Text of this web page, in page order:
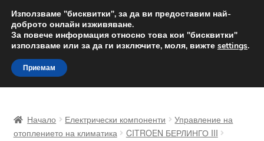
ДОСТАВКА от 12 лв.
Доставка по целия свят
Skip
to
navigation
Skip
to
content
Доставка по целия свят
Начало Електрически компоненти
Управление на
отоплението на климатика
CITROEN БЕРЛИНГО III
Използваме "бисквитки", за да ви предоставим най-
доброто онлайн изживяване.
За повече информация относно това кои "бисквитки"
използваме или за да ги изключите, моля, вижте settings.
Приемам